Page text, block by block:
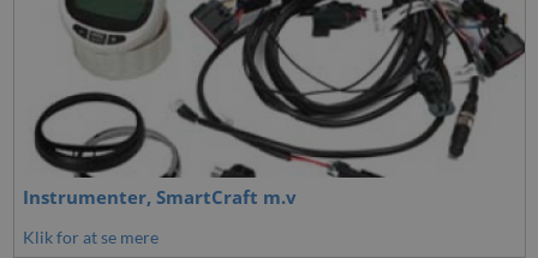
Instrumenter, SmartCraft m.v
Klik for at se mere